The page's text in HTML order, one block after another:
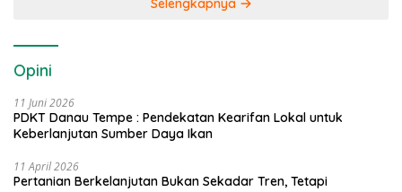
Selengkapnya
Opini
11 Juni 2026
PDKT Danau Tempe : Pendekatan Kearifan Lokal untuk
Keberlanjutan Sumber Daya Ikan
11 April 2026
Pertanian Berkelanjutan Bukan Sekadar Tren, Tetapi